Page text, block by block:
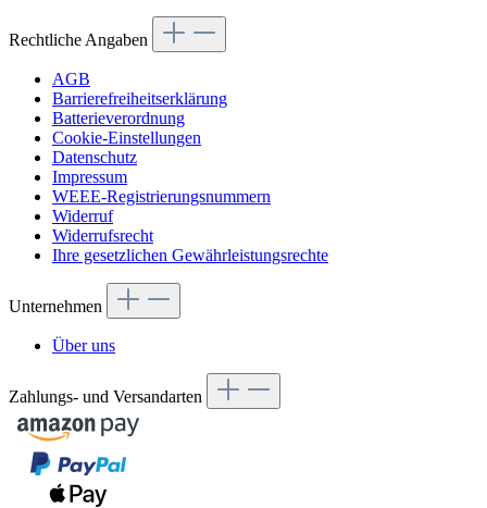
Rechtliche Angaben
AGB
Barrierefreiheitserklärung
Batterieverordnung
Cookie-Einstellungen
Datenschutz
Impressum
WEEE-Registrierungsnummern
Widerruf
Widerrufsrecht
Ihre gesetzlichen Gewährleistungsrechte
Unternehmen
Über uns
Zahlungs- und Versandarten